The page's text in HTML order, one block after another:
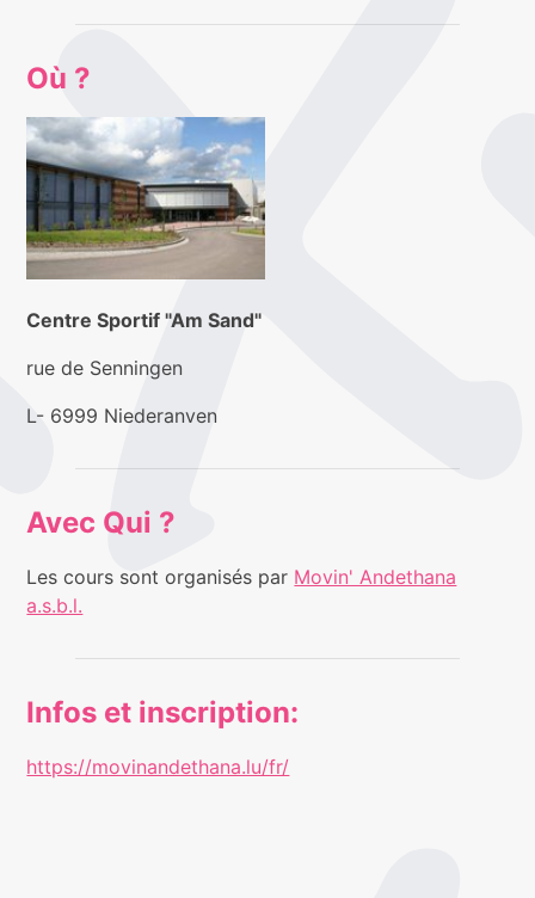
Où ?
Centre Sportif "Am Sand"
rue de Senningen
L- 6999 Niederanven
Avec Qui ?
Les cours sont organisés par Movin' Andethana
a.s.b.l.
Infos et inscription:
https://movinandethana.lu/fr/